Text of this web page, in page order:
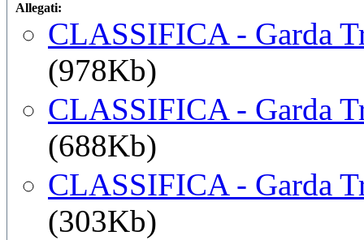
Allegati:
CLASSIFICA - Garda
(978Kb)
CLASSIFICA - Garda
(688Kb)
CLASSIFICA - Garda
(303Kb)